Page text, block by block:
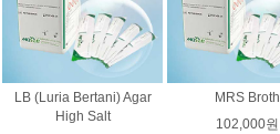
LB (Luria Bertani) Agar
High Salt
MRS Broth
102,000원